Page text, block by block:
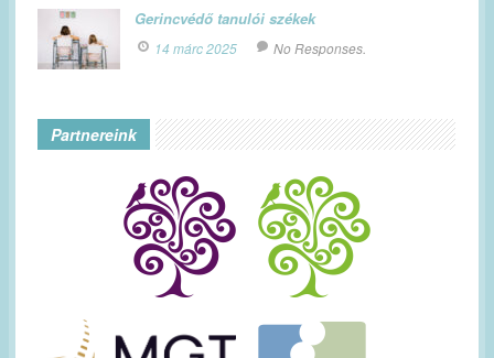
Gerincvédő tanulói székek
14 márc 2025 No Responses.
Partnereink